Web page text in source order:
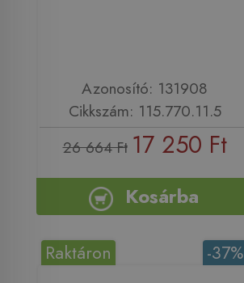
Azonosító: 131908
Cikkszám: 115.770.11.5
26 664 Ft 17 250 Ft
Kosárba
-37%
Raktáron